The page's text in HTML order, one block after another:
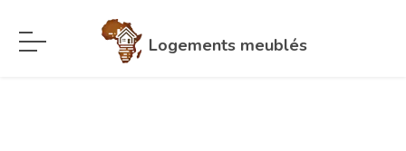
Logements meublés